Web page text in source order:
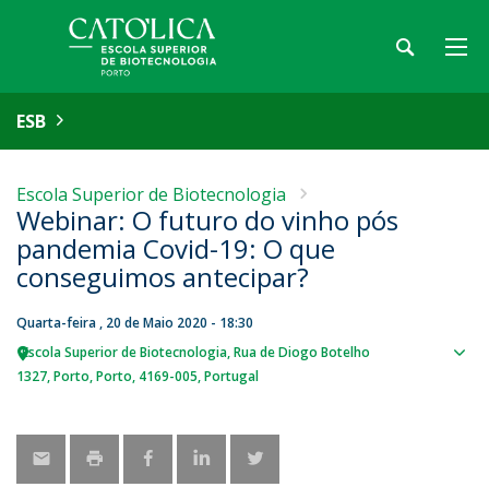
ESB
Escola Superior de Biotecnologia
Webinar: O futuro do vinho pós
pandemia Covid-19: O que
conseguimos antecipar?
Quarta-feira , 20 de Maio 2020 - 18:30
Escola Superior de Biotecnologia Rua de Diogo Botelho
1327 Porto Porto 4169-005 Portugal